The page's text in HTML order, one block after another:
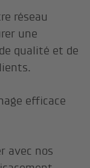
réseau
une
qualité et de
efficace
avec nos